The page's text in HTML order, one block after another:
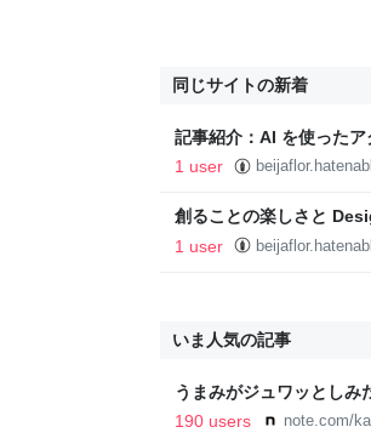
同じサイトの新着
記事紹介：AI を使った
1 user
創ることの楽しさと
1 user
いま人気の記事
うまみがジュワッとしみ
190 users
note.com/